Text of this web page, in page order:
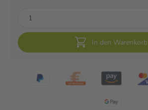
In den Warenkorb